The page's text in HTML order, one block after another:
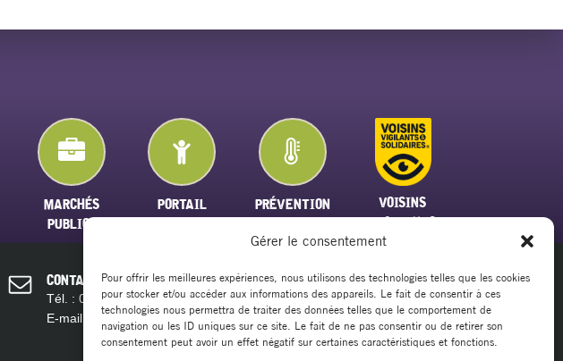
Gérer le consentement
Pour offrir les meilleures expériences, nous utilisons des technologies telles que les cookies
pour stocker et/ou accéder aux informations des appareils. Le fait de consentir à ces
technologies nous permettra de traiter des données telles que le comportement de
navigation ou les ID uniques sur ce site. Le fait de ne pas consentir ou de retirer son
consentement peut avoir un effet négatif sur certaines caractéristiques et fonctions.
MARCHÉS
PUBLICS
PORTAIL
PRÉVENTION
VOISINS
VIGILANTS
CONTACT :
Tél. :04 11 28 13 20
E-mail : contact@marsillargues.fr